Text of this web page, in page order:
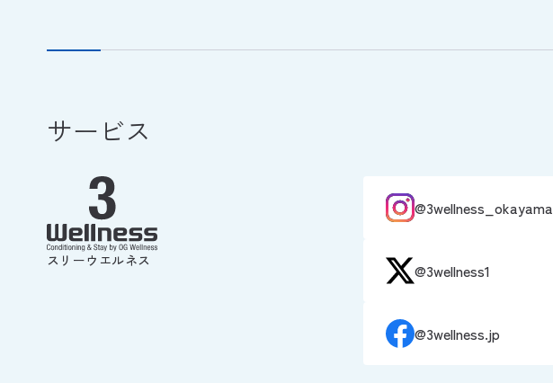
サービス
スリーウエルネス
@3wellness_okayama
@3wellness1
@3wellness.jp